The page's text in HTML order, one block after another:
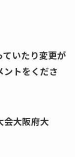
ていたり変更が
ントをくださ
会大阪府大